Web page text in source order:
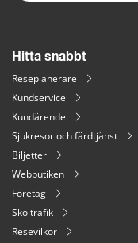
Hitta snabbt
Reseplanerare
Kundservice
Kundärende
Sjukresor och färdtjänst
Biljetter
Webbutiken
Företag
Skoltrafik
Resevilkor